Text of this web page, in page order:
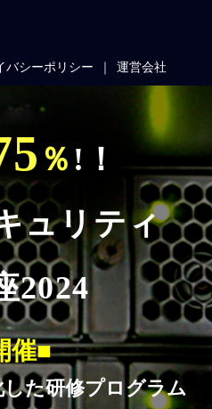
バシーポリシー 運営会社
％ !！
ュリティ
2024
催■
た研修プログラム